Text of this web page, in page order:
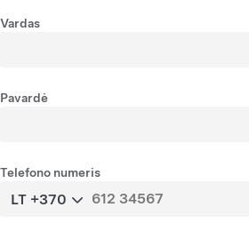
Vardas
Pavardė
Telefono numeris
LT +370